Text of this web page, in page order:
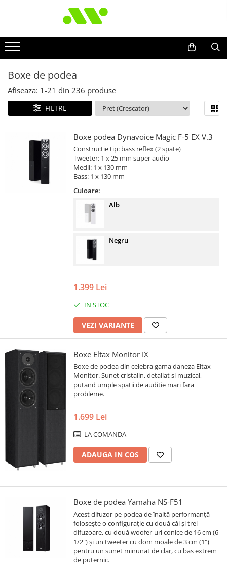
Boxe de podea
Afiseaza: 1-21 din 236 produse
FILTRE
Boxe podea Dynavoice Magic F-5 EX V.3
Constructie tip: bass reflex (2 spate)
Tweeter: 1 x 25 mm super audio
Medii: 1 x 130 mm
Bass: 1 x 130 mm
Culoare:
Alb
Negru
1.399 Lei
IN STOC
VEZI VARIANTE
Boxe Eltax Monitor IX
Boxe de podea din celebra gama daneza Eltax
Monitor. Sunet cristalin, detaliat si muzical,
putand umple spatii de auditie mari fara
probleme.
1.699 Lei
LA COMANDA
ADAUGA IN COS
Boxe de podea Yamaha NS-F51
Acest difuzor pe podea de înaltă performanță
folosește o configurație cu două căi și trei
difuzoare, cu două woofer-uri conice de 16 cm (6-
1/2") și un tweeter cu dom moale de 3 cm (1")
pentru un sunet minunat de clar, cu bas extrem
de puternic.